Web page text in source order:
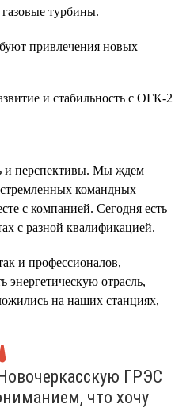
турбины.
привлечения новых
и перспективы. Мы ждем
командных
с компанией. Сегодня есть
с разной квалификацией.
и профессионалов,
энергетическую отрасль,
на наших станциях,
ГРЭС
что хочу